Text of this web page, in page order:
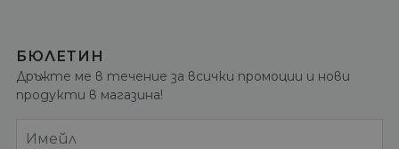
БЮЛЕТИН
Дръжте ме в течение за всички промоции и нови
продукти в магазина!
Имейл